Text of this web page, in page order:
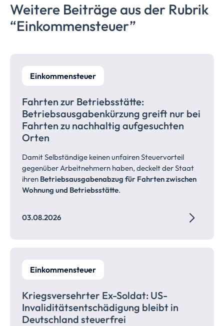
Weitere Beiträge aus der Rubrik
“Einkommensteuer”
Einkommensteuer
Fahrten zur Betriebsstätte:
Betriebsausgabenkürzung greift nur bei
Fahrten zu nachhaltig aufgesuchten
Orten
Damit Selbständige keinen unfairen Steuervorteil
gegenüber Arbeitnehmern haben, deckelt der Staat
ihren Betriebsausgabenabzug für Fahrten zwischen
Wohnung und Betriebsstätte.
03.08.2026
Einkommensteuer
Kriegsversehrter Ex-Soldat: US-
Invaliditätsentschädigung bleibt in
Deutschland steuerfrei